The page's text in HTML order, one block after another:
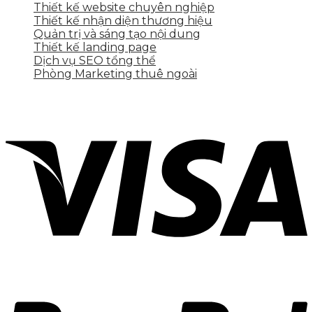
Thiết kế website chuyên nghiệp
Thiết kế nhận diện thương hiệu
Quản trị và sáng tạo nội dung
Thiết kế landing page
Dịch vụ SEO tổng thể
Phòng Marketing thuê ngoài